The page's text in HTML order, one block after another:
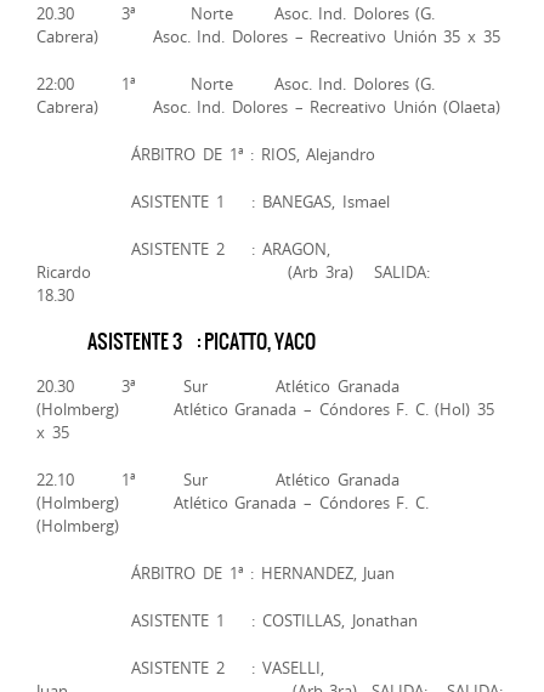
20.30 3ª Norte Asoc. Ind. Dolores (G.
Cabrera) Asoc. Ind. Dolores – Recreativo Unión 35 x 35
22:00 1ª Norte Asoc. Ind. Dolores (G.
Cabrera) Asoc. Ind. Dolores – Recreativo Unión (Olaeta)
ÁRBITRO DE 1ª : RIOS, Alejandro
ASISTENTE 1 : BANEGAS, Ismael
ASISTENTE 2 : ARAGON,
Ricardo (Arb 3ra) SALIDA:
18.30
ASISTENTE 3 : PICATTO, YACO
20.30 3ª Sur Atlético Granada
(Holmberg) Atlético Granada – Cóndores F. C. (Hol) 35
x 35
22.10 1ª Sur Atlético Granada
(Holmberg) Atlético Granada – Cóndores F. C.
(Holmberg)
ÁRBITRO DE 1ª : HERNANDEZ, Juan
ASISTENTE 1 : COSTILLAS, Jonathan
ASISTENTE 2 : VASELLI,